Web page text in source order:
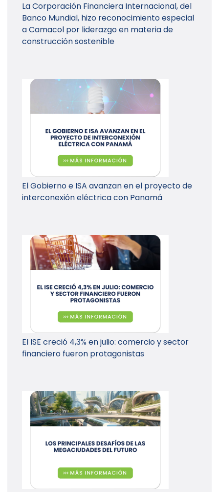
La Corporación Financiera Internacional, del
Banco Mundial, hizo reconocimiento especial
a Camacol por liderazgo en materia de
construcción sostenible
El Gobierno e ISA avanzan en el proyecto de
interconexión eléctrica con Panamá
El ISE creció 4,3% en julio: comercio y sector
financiero fueron protagonistas